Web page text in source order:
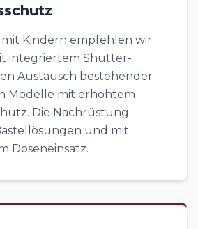
Kindern empfehlen wir
integriertem Shutter-
Austausch bestehender
Modelle mit erhöhtem
Die Nachrüstung
und mit
Doseneinsatz.